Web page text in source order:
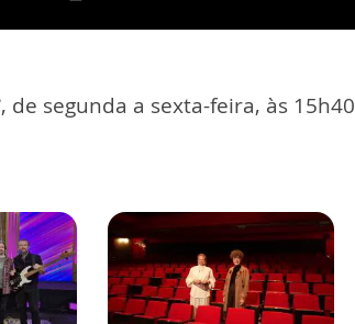
de segunda a sexta-feira, às 15h40